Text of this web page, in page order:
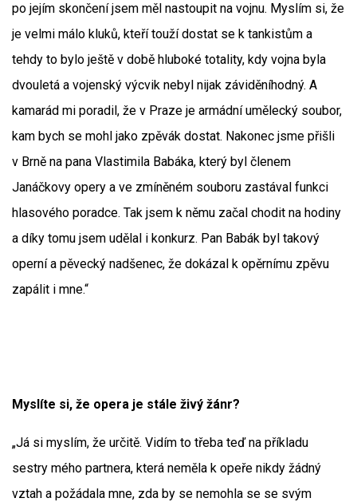
po jejím skončení jsem měl nastoupit na vojnu. Myslím si, že
je velmi málo kluků, kteří touží dostat se k tankistům a
tehdy to bylo ještě v době hluboké totality, kdy vojna byla
dvouletá a vojenský výcvik nebyl nijak záviděníhodný. A
kamarád mi poradil, že v Praze je armádní umělecký soubor,
kam bych se mohl jako zpěvák dostat. Nakonec jsme přišli
v Brně na pana Vlastimila Babáka, který byl členem
Janáčkovy opery a ve zmíněném souboru zastával funkci
hlasového poradce. Tak jsem k němu začal chodit na hodiny
a díky tomu jsem udělal i konkurz. Pan Babák byl takový
operní a pěvecký nadšenec, že dokázal k opěrnímu zpěvu
zapálit i mne.“
Myslíte si, že opera je stále živý žánr?
„Já si myslím, že určitě. Vidím to třeba teď na příkladu
sestry mého partnera, která neměla k opeře nikdy žádný
vztah a požádala mne, zda by se nemohla se se svým